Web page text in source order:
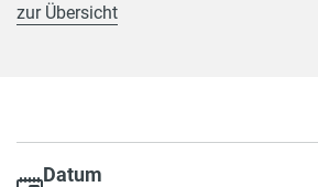
zur Übersicht
Datum